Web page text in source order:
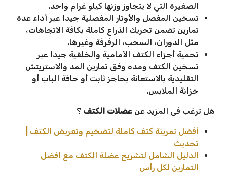
الصغيرة التي لا يتجاوز وزنها كيلو غرام واحد.
تسخين المفصل والأوتار المفصلية جيدا عبر أداء عدة
تمارين تضمن تحريك الذراع كاملة بكافة الاتجاهات،
مثل الدوران، السحب، الرفرفة وغيرها.
تحمية أجزاء الكتف الأمامية والخلفية جيدا عبر
تسخين الكتف ومده وفق تمارين المد والاستريتش
التقليدية بالاستعانة بحاجز ثابت أو حافة الباب أو
خزانة الملابس.
هل ترغب فى المزيد عن عضلات الكتف ؟
أفضل تمرينة كتف كاملة لتضخيم وتعريض الكتف |
تحديث
الدليل الشامل لتشريح عضلة الكتف مع افضل
التمارين لكل رأس